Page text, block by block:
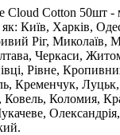
Cloud Cotton 50шт -
Київ, Харків,
Ріг, Миколаїв,
Черкаси,
Рівне,
Кременчук,
Ковель, Коломия,